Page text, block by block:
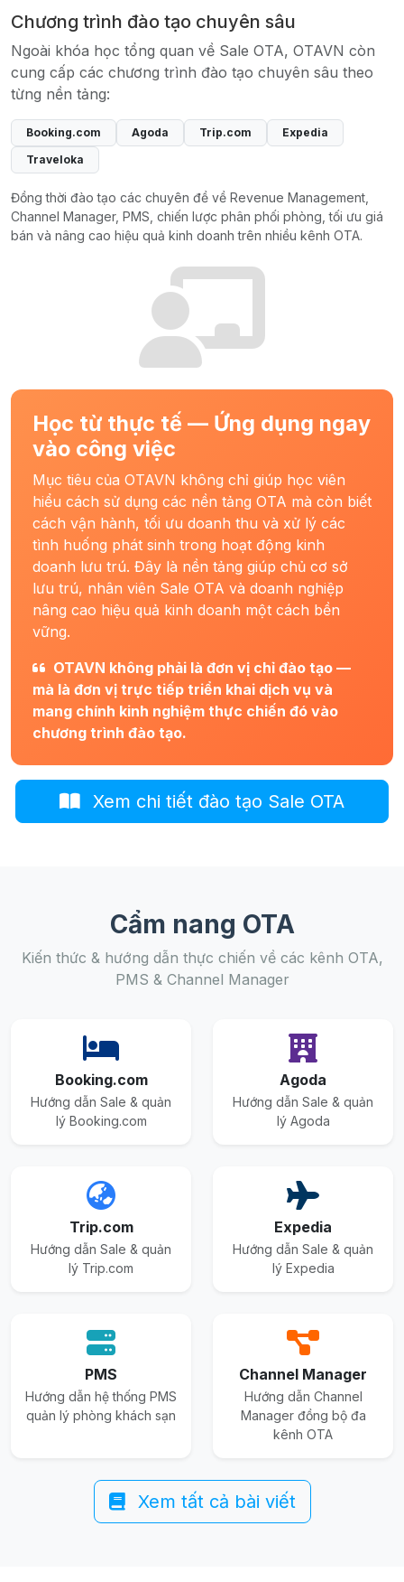
Chương trình đào tạo chuyên sâu
Ngoài khóa học tổng quan về Sale OTA, OTAVN còn
cung cấp các chương trình đào tạo chuyên sâu theo
từng nền tảng:
Booking.com Agoda Trip.com
Expedia
Traveloka
Đồng thời đào tạo các chuyên đề về Revenue Management,
Channel Manager, PMS, chiến lược phân phối phòng, tối ưu giá
bán và nâng cao hiệu quả kinh doanh trên nhiều kênh OTA.
Học từ thực tế — Ứng dụng ngay
vào công việc
Mục tiêu của OTAVN không chỉ giúp học viên
hiểu cách sử dụng các nền tảng OTA mà còn biết
cách vận hành, tối ưu doanh thu và xử lý các
tình huống phát sinh trong hoạt động kinh
doanh lưu trú. Đây là nền tảng giúp chủ cơ sở
lưu trú, nhân viên Sale OTA và doanh nghiệp
nâng cao hiệu quả kinh doanh một cách bền
vững.
OTAVN không phải là đơn vị chỉ đào tạo —
mà là đơn vị trực tiếp triển khai dịch vụ và
mang chính kinh nghiệm thực chiến đó vào
chương trình đào tạo.
Xem chi tiết đào tạo Sale OTA
Cẩm nang OTA
Kiến thức & hướng dẫn thực chiến về các kênh OTA,
PMS & Channel Manager
Booking.com
Hướng dẫn Sale & quản
lý Booking.com
Agoda
Hướng dẫn Sale & quản
lý Agoda
Trip.com
Hướng dẫn Sale & quản
lý Trip.com
Expedia
Hướng dẫn Sale & quản
lý Expedia
PMS
Hướng dẫn hệ thống PMS
quản lý phòng khách sạn
Channel Manager
Hướng dẫn Channel
Manager đồng bộ đa
kênh OTA
Xem tất cả bài viết